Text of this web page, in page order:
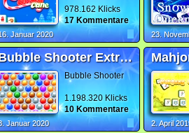
978.162 Klicks
17 Kommentare
Januar 2020 23.
Bubble Shooter Extreme
Bubble Shooter
1.198.320 Klicks
10 Kommentare
Januar 2020 2. April